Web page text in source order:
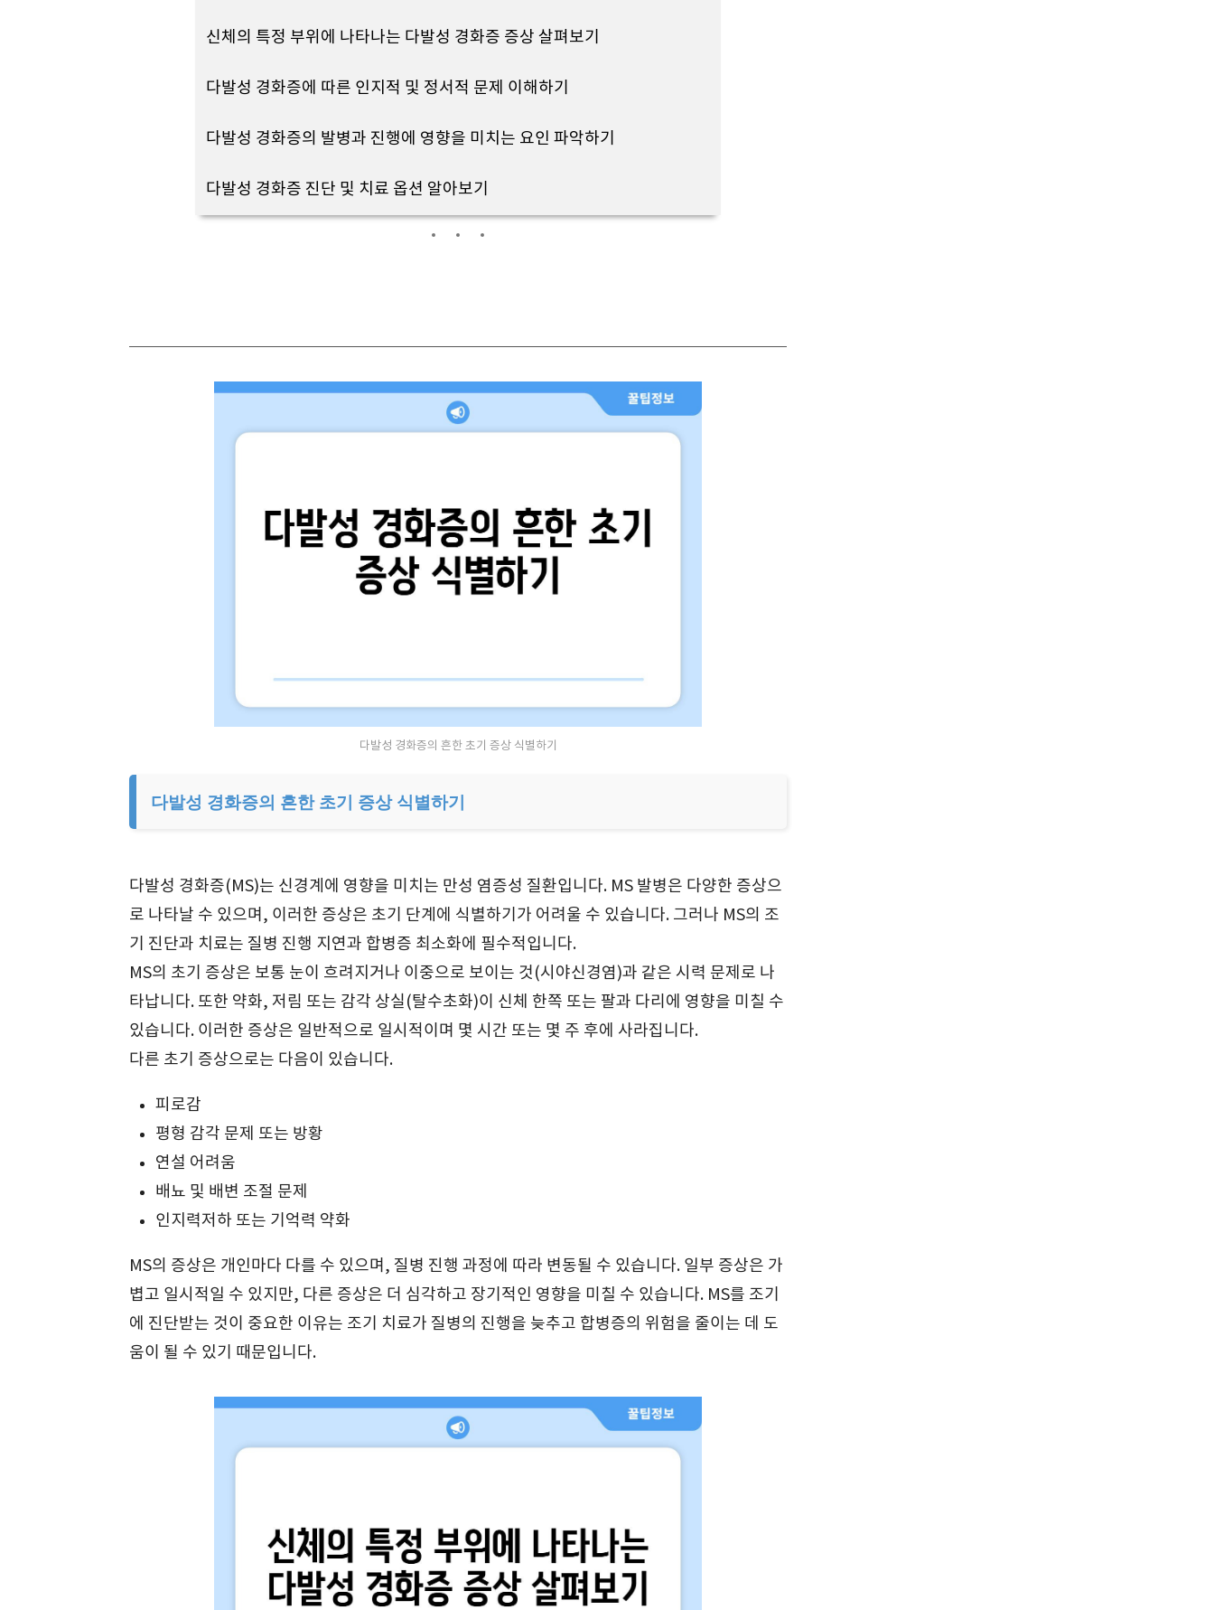
신체의 특정 부위에 나타나는 다발성 경화증 증상 살펴보기
다발성 경화증에 따른 인지적 및 정서적 문제 이해하기
다발성 경화증의 발병과 진행에 영향을 미치는 요인 파악하기
다발성 경화증 진단 및 치료 옵션 알아보기
다발성 경화증의 흔한 초기 증상 식별하기
다발성 경화증의 흔한 초기 증상 식별하기
다발성 경화증(MS)는 신경계에 영향을 미치는 만성 염증성 질환입니다. MS 발병은 다양한 증상으
로 나타날 수 있으며, 이러한 증상은 초기 단계에 식별하기가 어려울 수 있습니다. 그러나 MS의 조
기 진단과 치료는 질병 진행 지연과 합병증 최소화에 필수적입니다.
MS의 초기 증상은 보통 눈이 흐려지거나 이중으로 보이는 것(시야신경염)과 같은 시력 문제로 나
타납니다. 또한 약화, 저림 또는 감각 상실(탈수초화)이 신체 한쪽 또는 팔과 다리에 영향을 미칠 수
있습니다. 이러한 증상은 일반적으로 일시적이며 몇 시간 또는 몇 주 후에 사라집니다.
다른 초기 증상으로는 다음이 있습니다.
피로감
평형 감각 문제 또는 방황
연설 어려움
배뇨 및 배변 조절 문제
인지력저하 또는 기억력 약화
MS의 증상은 개인마다 다를 수 있으며, 질병 진행 과정에 따라 변동될 수 있습니다. 일부 증상은 가
볍고 일시적일 수 있지만, 다른 증상은 더 심각하고 장기적인 영향을 미칠 수 있습니다. MS를 조기
에 진단받는 것이 중요한 이유는 조기 치료가 질병의 진행을 늦추고 합병증의 위험을 줄이는 데 도
움이 될 수 있기 때문입니다.